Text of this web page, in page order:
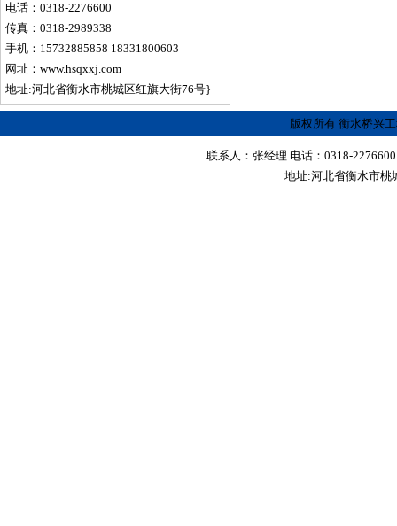
电话：0318-2276600
传真：0318-2989338
手机：15732885858 18331800603
网址：www.hsqxxj.com
地址:河北省衡水市桃城区红旗大街76号}
版权所有 衡水桥兴
联系人：张经理 电话：0318-
地址:河北省衡水市桃